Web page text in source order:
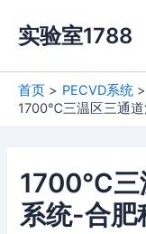
容
实验室1788
首页
PECVD系统
1700℃三温区三通
1700℃三
系统-合肥